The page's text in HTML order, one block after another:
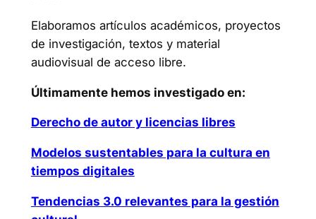
Elaboramos artículos académicos, proyectos
de investigación, textos y material
audiovisual de acceso libre.
Últimamente hemos investigado en:
Derecho de autor y licencias libres
Modelos sustentables para la cultura en
tiempos digitales
Tendencias 3.0 relevantes para la gestión